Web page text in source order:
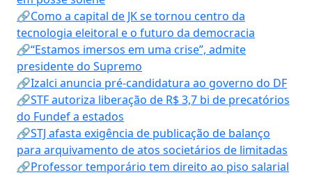
🔗Como a capital de JK se tornou centro da
tecnologia eleitoral e o futuro da democracia
🔗“Estamos imersos em uma crise”, admite
presidente do Supremo
🔗Izalci anuncia pré-candidatura ao governo do DF
🔗STF autoriza liberação de R$ 3,7 bi de precatórios
do Fundef a estados
🔗STJ afasta exigência de publicação de balanço
para arquivamento de atos societários de limitadas
🔗Professor temporário tem direito ao piso salarial